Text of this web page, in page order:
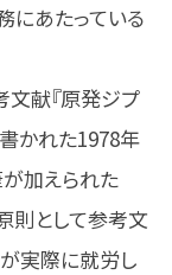
にあたっている
文献『原発ジプ
かれた1978年
加えられた
則として参考文
が実際に就労し